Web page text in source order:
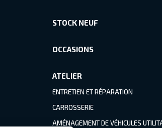
STOCK NEUF
OCCASIONS
ATELIER
ENTRETIEN ET RÉPARATION
CARROSSERIE
AMÉNAGEMENT DE VÉHICULES